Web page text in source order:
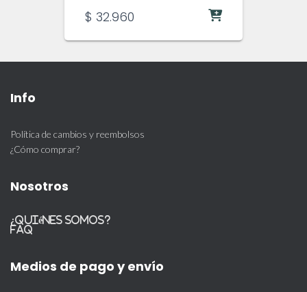
$ 32.960
Info
Política de cambios y reembolsos
¿Cómo comprar?
Nosotros
¿Quiénes somos?
FAQ
Medios de pago y envío